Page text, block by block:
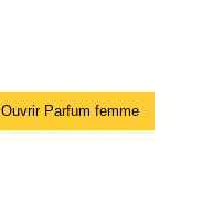
Ouvrir Parfum femme